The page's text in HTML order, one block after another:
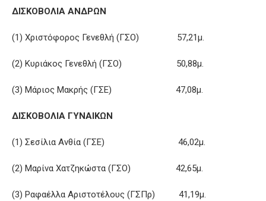
ΔΙΣΚΟΒΟΛΙΑ ΑΝΔΡΩΝ
(1) Χριστόφορος Γενεθλή (ΓΣΟ) 57,21μ.
(2) Κυριάκος Γενεθλή (ΓΣΟ) 50,88μ.
(3) Μάριος Μακρής (ΓΣΕ) 47,08μ.
ΔΙΣΚΟΒΟΛΙΑ ΓΥΝΑΙΚΩΝ
(1) Σεσίλια Ανθία (ΓΣΕ) 46,02μ.
(2) Μαρίνα Χατζηκώστα (ΓΣΟ) 42,65μ.
(3) Ραφαέλλα Αριστοτέλους (ΓΣΠρ) 41,19μ.